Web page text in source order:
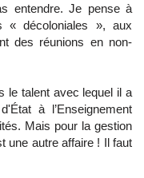
entendre. Je pense à
« décoloniales », aux
des réunions en non-
le talent avec lequel il a
à l’Enseignement
Mais pour la gestion
une autre affaire ! Il faut